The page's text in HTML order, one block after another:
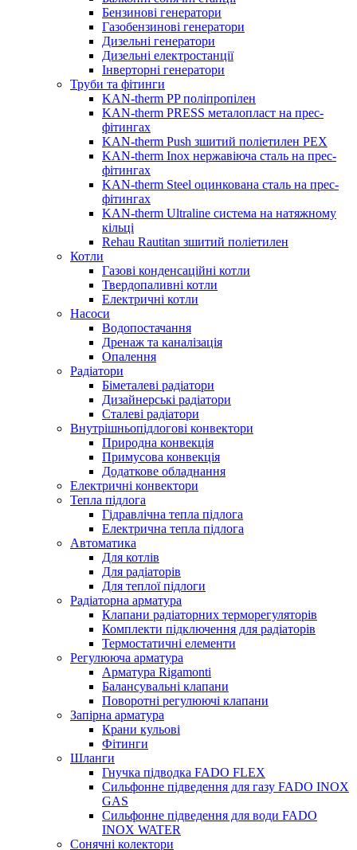
Бензинові генератори
Газобензинові генератори
Дизельні генератори
Дизельні електростанції
Інверторні генератори
Труби та фітинги
KAN-therm PP поліпропілен
KAN-therm PRESS металопласт на прес-
фітингах
KAN-therm Push зшитий поліетилен PEX
KAN-therm Inox нержавіюча сталь на прес-
фітингах
KAN-therm Steel оцинкована сталь на прес-
фітингах
KAN-therm Ultraline система на натяжному
кільці
Rehau Rautitan зшитий поліетилен
Котли
Газові конденсаційні котли
Твердопаливні котли
Електричні котли
Насоси
Водопостачання
Дренаж та каналізація
Опалення
Радіатори
Біметалеві радіатори
Дизайнерські радіатори
Сталеві радіатори
Внутрішньопідлогові конвектори
Природна конвекція
Примусова конвекція
Додаткове обладнання
Електричні конвектори
Тепла підлога
Гідравлічна тепла підлога
Електрична тепла підлога
Автоматика
Для котлів
Для радіаторів
Для теплої підлоги
Радіаторна арматура
Клапани радіаторних терморегуляторів
Комплекти підключення для радіаторів
Термостатичні елементи
Регулююча арматура
Арматура Rigamonti
Балансувальні клапани
Поворотні регулюючі клапани
Запірна арматура
Крани кульові
Фітинги
Шланги
Гнучка підводка FADO FLEX
Сильфонне підведення для газу FADO INOX
GAS
Сильфонне підведення для води FADO
INOX WATER
Сонячні колектори